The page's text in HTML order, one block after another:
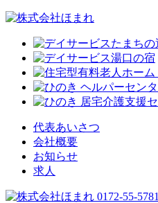
代表あいさつ
会社概要
お知らせ
求人
0172-55-5781